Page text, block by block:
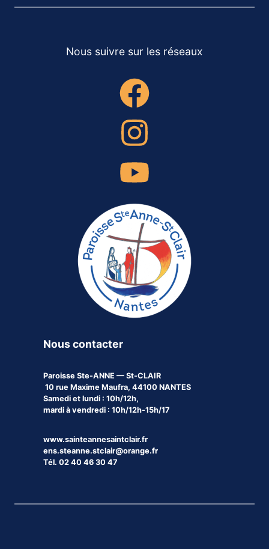
Nous suivre sur les réseaux
Nous contacter
Paroisse Ste-ANNE — St-CLAIR
10 rue Maxime Maufra, 44100 NANTES
Samedi et lundi : 10h/12h,
mardi à vendredi : 10h/12h-15h/17
www.sainteannesaintclair.fr
ens.steanne.stclair@orange.fr
Tél. 02 40 46 30 47